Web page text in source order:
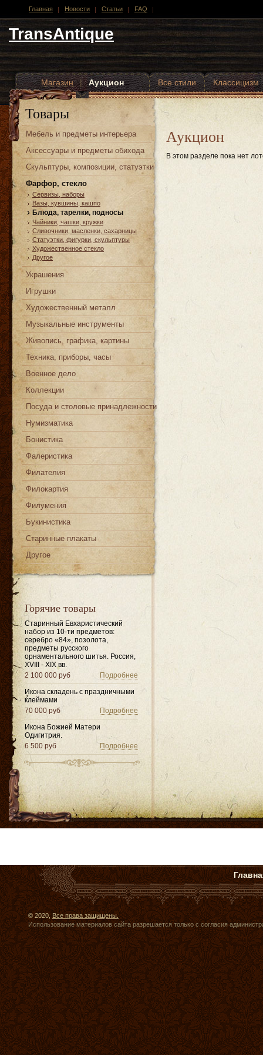
Главная Новости Статьи FAQ
TransAntique
Магазин | Аукцион Все стили
Классицизм
Другие стили
Товары
Мебель и предметы интерьера
Аксессуары и предметы обихода
Скульптуры, композиции, статуэтки
Фарфор, стекло
Сервизы, наборы
Вазы, кувшины, кашпо
Блюда, тарелки, подносы
Чайники, чашки, кружки
Сливочники, масленки, сахарницы
Статуэтки, фигурки, скульптуры
Художественное стекло
Другое
Украшения
Игрушки
Художественный металл
Музыкальные инструменты
Живопись, графика, картины
Техника, приборы, часы
Военное дело
Коллекции
Посуда и столовые принадлежности
Нумизматика
Бонистика
Фалеристика
Филателия
Филокартия
Филумения
Букинистика
Старинные плакаты
Другое
Горячие товары
Старинный Евхаристический
набор из 10-ти предметов:
серебро «84», позолота,
предметы русского
орнаментального шитья. Россия,
XVIII - XIX вв.
Подробнее
2 100 000 руб
Икона складень с праздничными
клеймами
Подробнее
70 000 руб
Икона Божией Матери
Одигитрия.
Подробнее
6 500 руб
Аукцион
В этом разделе пока нет
© 2020,Все права защищены.
Использование материалов сайта разрешается только с согласия